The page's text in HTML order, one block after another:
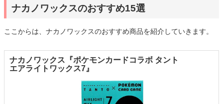
ナカノワックスのおすすめ15選
ここからは、ナカノワックスのおすすめ商品を紹介していきます。
ナカノワックス『ポケモンカードコラボ タント
エアライトワックス7』